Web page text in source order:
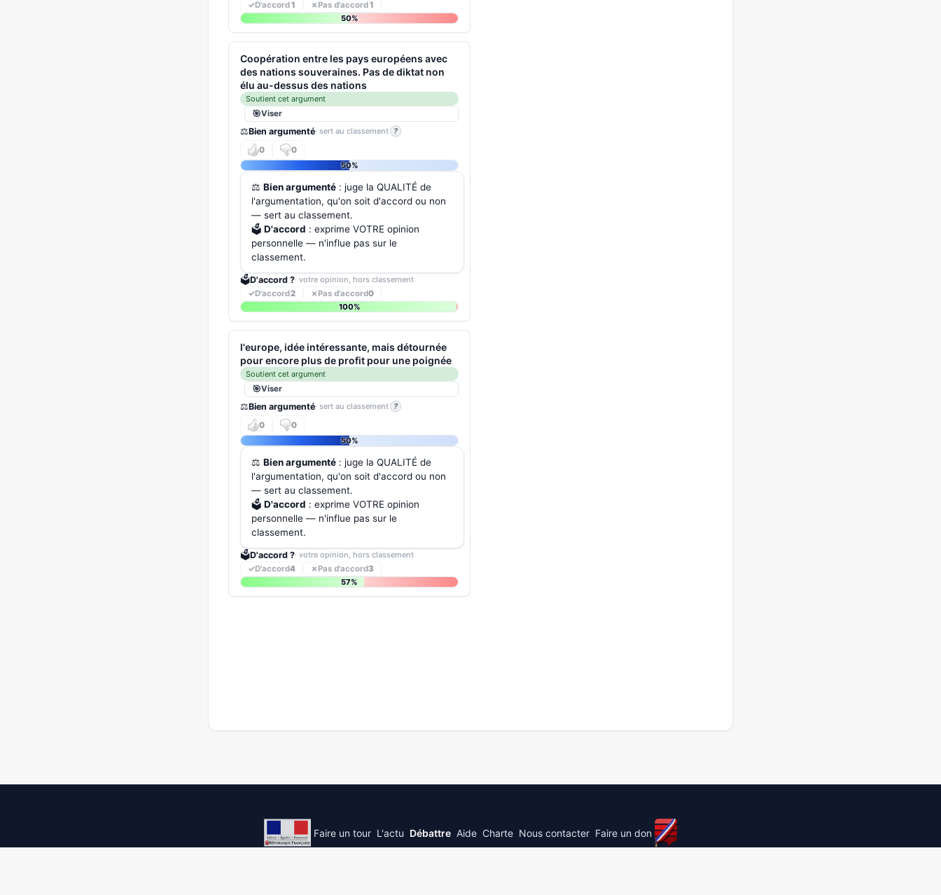
✓D'accord1 ✗ Pas d'accord1
50%
Coopération entre les pays européens avec
des nations souveraines. Pas de diktat non
élu au-dessus des nations
Soutient cet argument
Viser
⚖️Bien argumenté· sert au classement ?
0
0
50%
⚖️ Bien argumenté : juge la QUALITÉ de
l'argumentation, qu'on soit d'accord ou non
— sert au classement.
🗳️ D'accord : exprime VOTRE opinion
personnelle — n'influe pas sur le
classement.
🗳️D'accord ?· votre opinion, hors classement
✓D'accord2 ✗ Pas d'accord0
100%
l'europe, idée intéressante, mais détournée
pour encore plus de profit pour une poignée
Soutient cet argument
Viser
⚖️Bien argumenté· sert au classement ?
0
0
50%
⚖️ Bien argumenté : juge la QUALITÉ de
l'argumentation, qu'on soit d'accord ou non
— sert au classement.
🗳️ D'accord : exprime VOTRE opinion
personnelle — n'influe pas sur le
classement.
🗳️D'accord ?· votre opinion, hors classement
✓D'accord4 ✗ Pas d'accord3
57%
Faire un tour L'actu Débattre Aide Charte Nous contacter Faire un don